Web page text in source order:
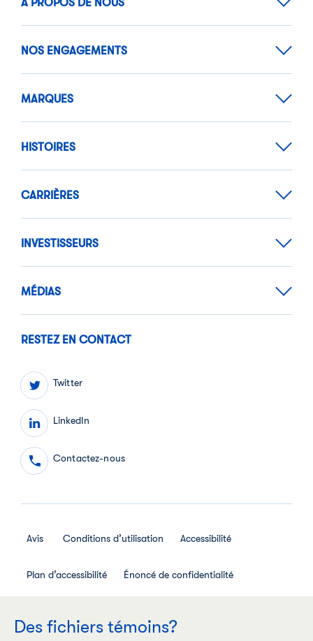
À PROPOS DE NOUS
NOS ENGAGEMENTS
MARQUES
HISTOIRES
CARRIÈRES
INVESTISSEURS
MÉDIAS
RESTEZ EN CONTACT
Twitter
LinkedIn
Contactez-nous
Avis Conditions d’utilisation Accessibilité
Plan d’accessibilité Énoncé de confidentialité
Des fichiers témoins?